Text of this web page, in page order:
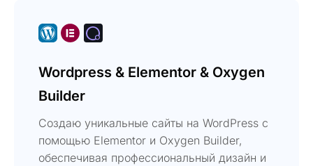
Wordpress & Elementor & Oxygen
Builder
Создаю уникальные сайты на WordPress с
помощью Elementor и Oxygen Builder,
обеспечивая профессиональный дизайн и